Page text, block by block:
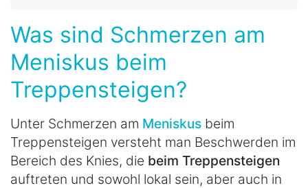
Was sind Schmerzen am
Meniskus beim
Treppensteigen?
Unter Schmerzen am Meniskus beim
Treppensteigen versteht man Beschwerden im
Bereich des Knies, die beim Treppensteigen
auftreten und sowohl lokal sein, aber auch in